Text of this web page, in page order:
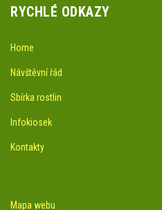
RYCHLÉ ODKAZY
Home
Návštěvní řád
Sbírka rostlin
Infokiosek
Kontakty
Mapa webu